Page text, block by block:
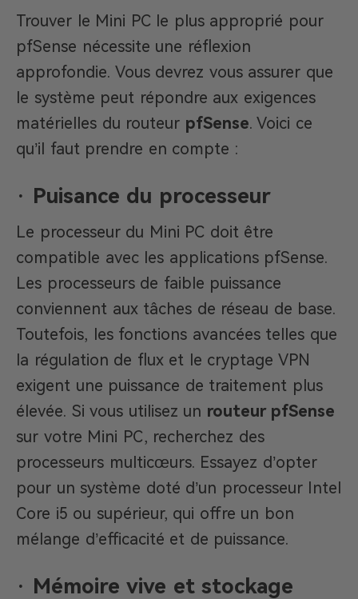
Trouver le Mini PC le plus approprié pour
pfSense nécessite une réflexion
approfondie. Vous devrez vous assurer que
le système peut répondre aux exigences
matérielles du routeur pfSense. Voici ce
qu’il faut prendre en compte :
· Puisance du processeur
Le processeur du Mini PC doit être
compatible avec les applications pfSense.
Les processeurs de faible puissance
conviennent aux tâches de réseau de base.
Toutefois, les fonctions avancées telles que
la régulation de flux et le cryptage VPN
exigent une puissance de traitement plus
élevée. Si vous utilisez un routeur pfSense
sur votre Mini PC, recherchez des
processeurs multicœurs. Essayez d’opter
pour un système doté d’un processeur Intel
Core i5 ou supérieur, qui offre un bon
mélange d’efficacité et de puissance.
· Mémoire vive et stockage